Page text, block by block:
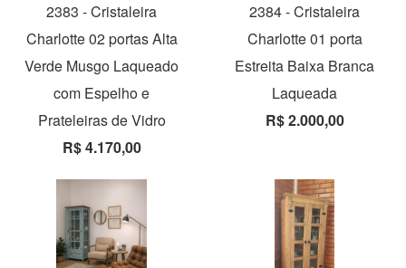
2383 - Cristaleira
Charlotte 02 portas Alta
Verde Musgo Laqueado
com Espelho e
Prateleiras de Vidro
R$ 4.170,00
2384 - Cristaleira
Charlotte 01 porta
Estreita Baixa Branca
Laqueada
R$ 2.000,00